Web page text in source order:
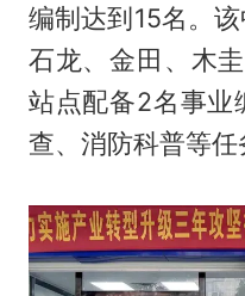
编制达到15名。该
石龙、金田、木
站点配备2名事业
查、消防科普等任